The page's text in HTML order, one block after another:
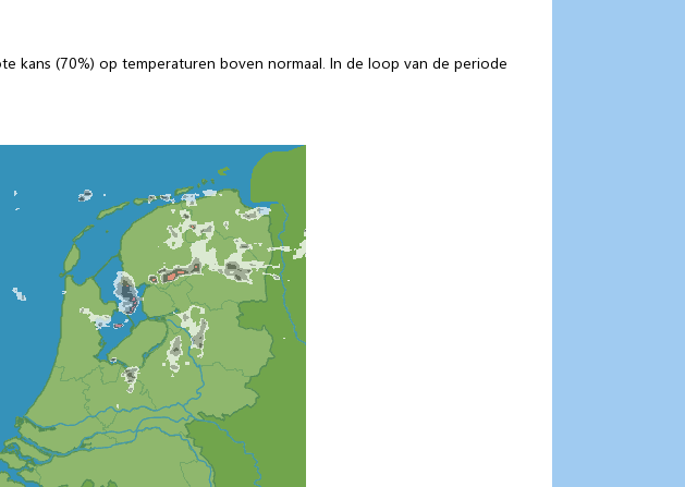
kans (70%) op temperaturen boven normaal. In de loop van de periode